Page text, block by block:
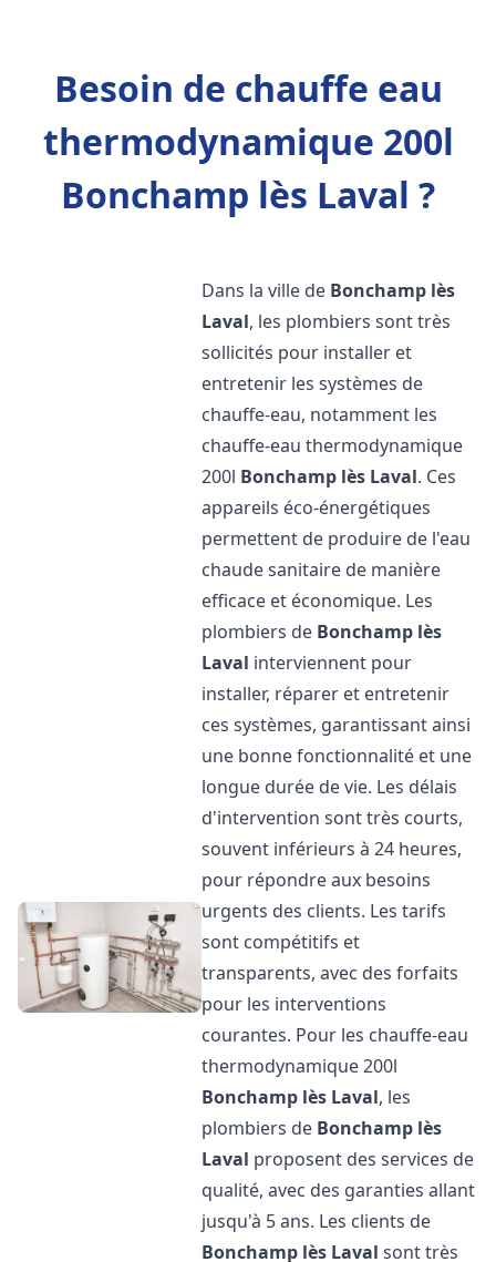
Besoin de chauffe eau
thermodynamique 200l
Bonchamp lès Laval ?
Dans la ville de Bonchamp lès
Laval, les plombiers sont très
sollicités pour installer et
entretenir les systèmes de
chauffe-eau, notamment les
chauffe-eau thermodynamique
200l Bonchamp lès Laval. Ces
appareils éco-énergétiques
permettent de produire de l'eau
chaude sanitaire de manière
efficace et économique. Les
plombiers de Bonchamp lès
Laval interviennent pour
installer, réparer et entretenir
ces systèmes, garantissant ainsi
une bonne fonctionnalité et une
longue durée de vie. Les délais
d'intervention sont très courts,
souvent inférieurs à 24 heures,
pour répondre aux besoins
urgents des clients. Les tarifs
sont compétitifs et
transparents, avec des forfaits
pour les interventions
courantes. Pour les chauffe-eau
thermodynamique 200l
Bonchamp lès Laval, les
plombiers de Bonchamp lès
Laval proposent des services de
qualité, avec des garanties allant
jusqu'à 5 ans. Les clients de
Bonchamp lès Laval sont très